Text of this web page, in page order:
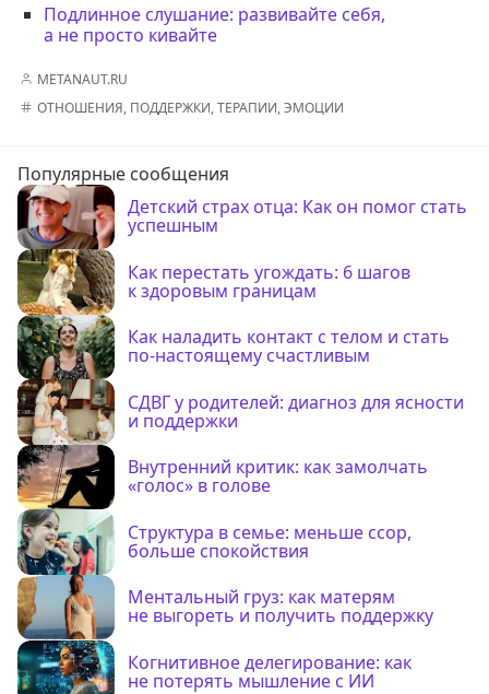
Подлинное слушание: развивайте себя,
а не просто кивайте
METANAUT.RU
ОТНОШЕНИЯ, ПОДДЕРЖКИ,ТЕРАПИИ,ЭМОЦИИ
Популярные сообщения
Детский страх отца: Как он помог стать
успешным
Как перестать угождать: 6 шагов
к здоровым границам
Как наладить контакт с телом и стать
по-настоящему счастливым
СДВГ у родителей: диагноз для ясности
и поддержки
Внутренний критик: как замолчать
«голос» в голове
Структура в семье: меньше ссор,
больше спокойствия
Ментальный груз: как матерям
не выгореть и получить поддержку
Когнитивное делегирование: как
не потерять мышление с ИИ